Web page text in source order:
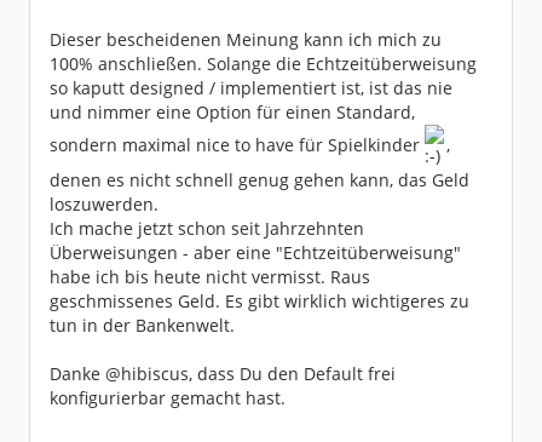
Dieser bescheidenen Meinung kann ich mich zu
100% anschließen. Solange die Echtzeitüberweisung
so kaputt designed / implementiert ist, ist das nie
und nimmer eine Option für einen Standard,
sondern maximal nice to have für Spielkinder
,
denen es nicht schnell genug gehen kann, das Geld
loszuwerden.
Ich mache jetzt schon seit Jahrzehnten
Überweisungen - aber eine "Echtzeitüberweisung"
habe ich bis heute nicht vermisst. Raus
geschmissenes Geld. Es gibt wirklich wichtigeres zu
tun in der Bankenwelt.
Danke @hibiscus, dass Du den Default frei
konfigurierbar gemacht hast.